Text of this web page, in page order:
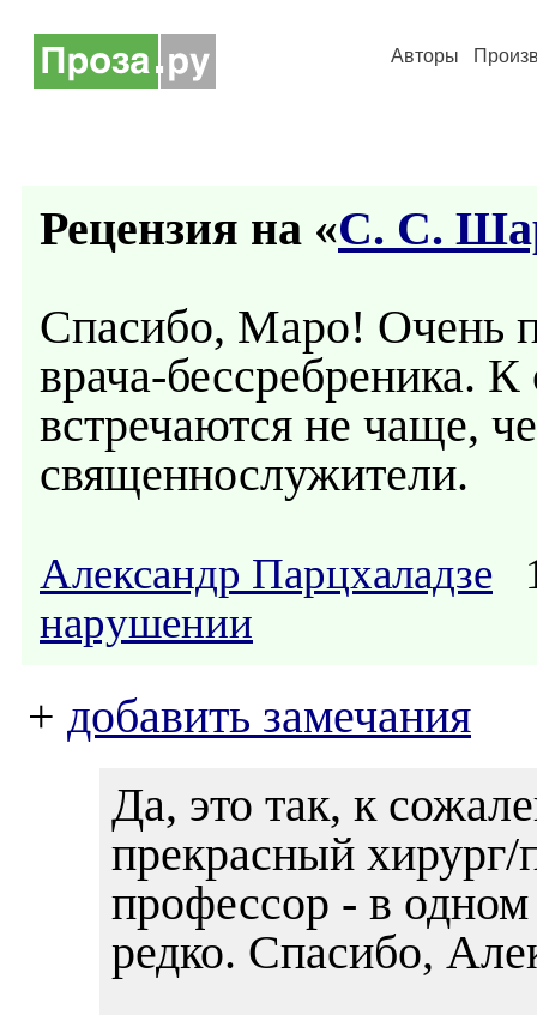
Авторы
Рецензия на «С. С.
Спасибо, Маро! Очень
врача-бессребреника.
встречаются не чаще,
священнослужители.
Александр Парцхаладзе
нарушении
+ добавить замечания
Да, это так, к
прекрасный
профессор - в одном
редко. Спасибо,